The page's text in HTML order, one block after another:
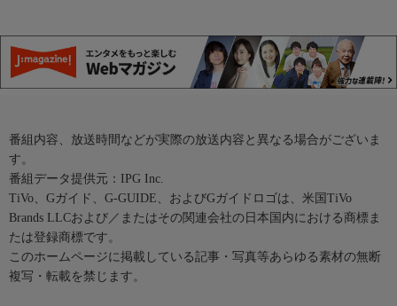
番組内容、放送時間などが実際の放送内容と異なる場合がございま
す。
番組データ提供元：IPG Inc.
TiVo、Gガイド、G-GUIDE、およびGガイドロゴは、米国TiVo
Brands LLCおよび／またはその関連会社の日本国内における商標ま
たは登録商標です。
このホームページに掲載している記事・写真等あらゆる素材の無断
複写・転載を禁じます。